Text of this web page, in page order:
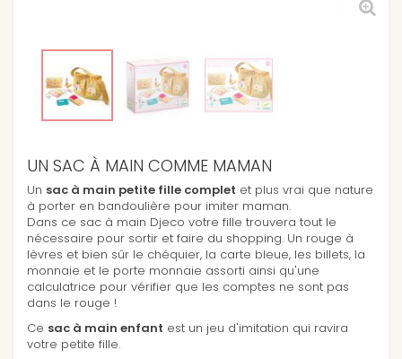
UN SAC À MAIN COMME MAMAN
Un sac à main petite fille complet et plus vrai que nature
à porter en bandoulière pour imiter maman.
Dans ce sac à main Djeco votre fille trouvera tout le
nécessaire pour sortir et faire du shopping. Un rouge à
lèvres et bien sûr le chéquier, la carte bleue, les billets, la
monnaie et le porte monnaie assorti ainsi qu'une
calculatrice pour vérifier que les comptes ne sont pas
dans le rouge !
Ce sac à main enfant est un jeu d'imitation qui ravira
votre petite fille.